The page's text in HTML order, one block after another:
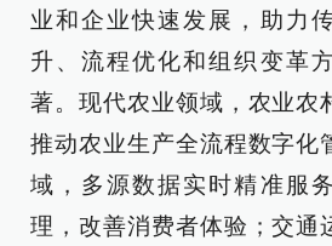
业和企业快速发展，助力
升、流程优化和组织变革
著。现代农业领域，农业农
推动农业生产全流程数字化
域，多源数据实时精准服
理，改善消费者体验；交通